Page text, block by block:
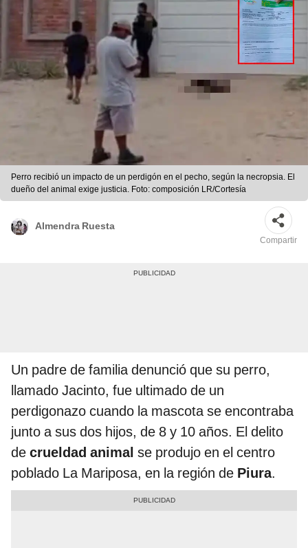
Perro recibió un impacto de un perdigón en el pecho, según la necropsia. El
dueño del animal exige justicia. Foto: composición LR/Cortesía
Almendra Ruesta
Compartir
Un padre de familia denunció que su perro,
llamado Jacinto, fue ultimado de un
perdigonazo cuando la mascota se encontraba
junto a sus dos hijos, de 8 y 10 años. El delito
de crueldad animal se produjo en el centro
poblado La Mariposa, en la región de Piura.